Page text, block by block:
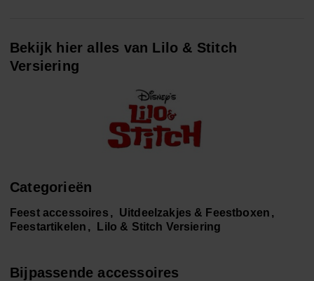
Bekijk hier alles van Lilo & Stitch
Versiering
Categorieën
Feest accessoires
Uitdeelzakjes & Feestboxen
Feestartikelen
Lilo & Stitch Versiering
Bijpassende accessoires